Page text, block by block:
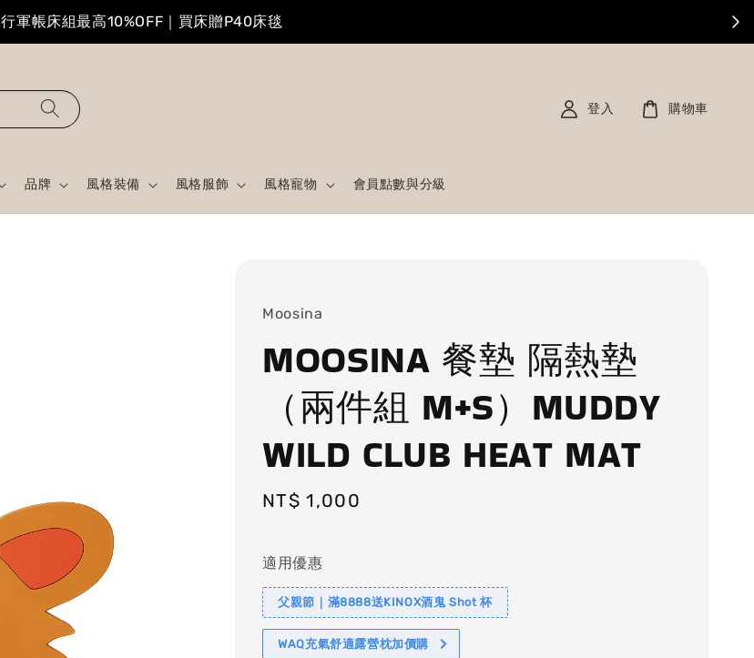
行軍帳床組最高10%OFF｜買床贈P40床毯
品牌 風格裝備 風格服飾 風格寵物 會員點數與分級
登入 購物車
Moosina
MOOSINA 餐墊 隔熱墊
（兩件組 M+S）MUDDY
WILD CLUB HEAT MAT
Regular
NT$ 1,000
適用優惠
父親節｜滿8888送KINOX酒鬼 Shot 杯
WAQ充氣舒適露營枕加價購